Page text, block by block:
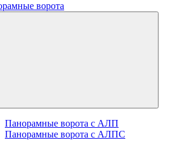
ворота
Панорамные ворота с АЛП
Панорамные ворота с АЛПС